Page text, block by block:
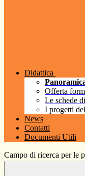
Didattica
Offerta
Le schede
I progetti
News
Contatti
Documenti Utili
Campo di ricerca per le